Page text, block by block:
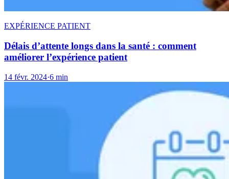
EXPÉRIENCE PATIENT
Délais d’attente longs dans la santé : comment
améliorer l’expérience patient
14 févr. 2024·6 min